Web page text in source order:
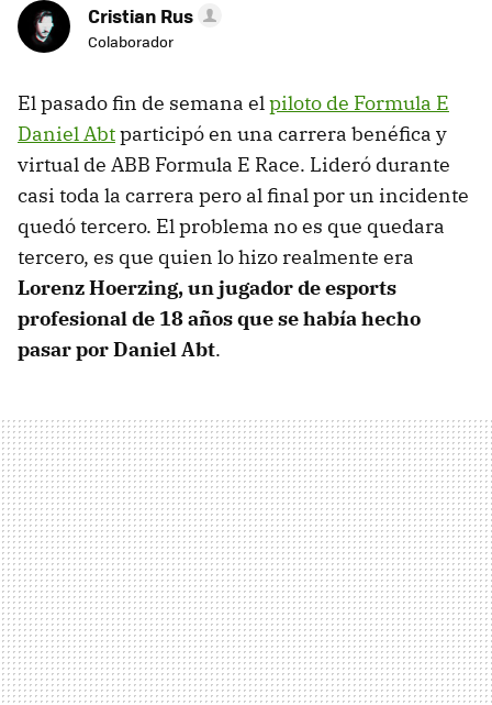
Cristian Rus
Colaborador
El pasado fin de semana elpiloto de Formula E
Daniel Abtparticipó en una carrera benéfica y
virtual de ABB Formula E Race. Lideró durante
casi toda la carrera pero al final por un incidente
quedó tercero. El problema no es que quedara
tercero, es que quien lo hizo realmente era
Lorenz Hoerzing, un jugador de esports
profesional de 18 años que se había hecho
pasar por Daniel Abt.